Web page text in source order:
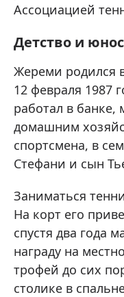
Ассоциацией
Детство и
Жереми родился
12 февраля 1987
работал в банке,
домашним
спортсмена, в
Стефани и сын
Заниматься
На корт его
спустя два года
награду на
трофей до сих
столике в